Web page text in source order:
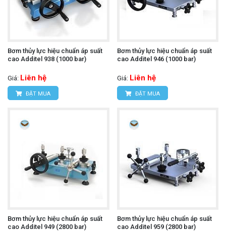
Bơm thủy lực hiệu chuẩn áp suất
cao Additel 938 (1000 bar)
Giá: Liên hệ
ĐẶT MUA
Bơm thủy lực hiệu chuẩn áp suất
cao Additel 946 (1000 bar)
Giá: Liên hệ
ĐẶT MUA
Bơm thủy lực hiệu chuẩn áp suất
cao Additel 949 (2800 bar)
Bơm thủy lực hiệu chuẩn áp suất
cao Additel 959 (2800 bar)